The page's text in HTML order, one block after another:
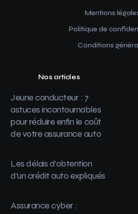
Mentions
Politique de
Conditions
Nos articles
Jeune conducteur : 7
astuces incontournables
pour réduire enfin le coût
de votre assurance auto
Les délais d’obtention
d’un crédit auto expliqués
Assurance cyber :